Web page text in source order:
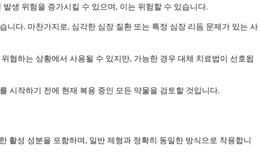
생 위험을 증가시킬 수 있으며, 이는 위험할 수 있습니다.
다. 마찬가지로, 심각한 심장 질환 또는 특정 심장 리듬 문제가 있는 사
협하는 상황에서 사용될 수 있지만, 가능한 경우 대체 치료법이 선호됩
시작하기 전에 현재 복용 중인 모든 약물을 검토할 것입니다.
활성 성분을 포함하며, 일반 제형과 정확히 동일한 방식으로 작용합니